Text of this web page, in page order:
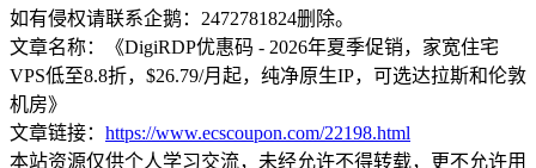
如有侵权请联系企鹅：2472781824删除。
文章名称：《DigiRDP优惠码 - 2026年夏季促销，家宽住宅
VPS低至8.8折，$26.79/月起，纯净原生IP，可选达拉斯和伦敦
机房》
文章链接： https://www.ecscoupon.com/22198.html
本站资源仅供个人学习交流，未经允许不得转载，更不允许用